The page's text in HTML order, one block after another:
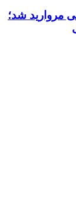
مروارید شد؛